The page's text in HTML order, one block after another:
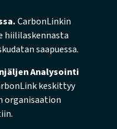
CarbonLinkin
hiililaskennasta
saapuessa.
Analysointi
keskittyy
organisaation